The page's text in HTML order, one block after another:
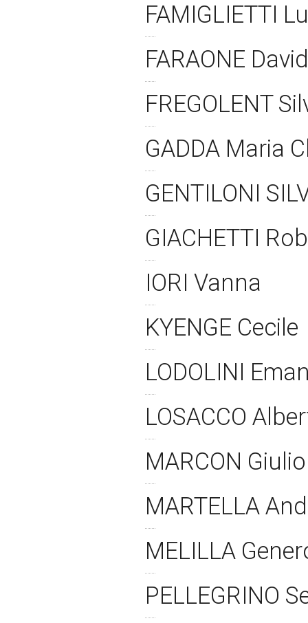
FAMIGLIETTI
FARAONE
FREGOLENT
GADDA Maria
GENTILONI
GIACHETTI
IORI Vanna
KYENGE Cecile
LODOLINI
LOSACCO
MARCON
MARTELLA
MELILLA
PELLEGRINO